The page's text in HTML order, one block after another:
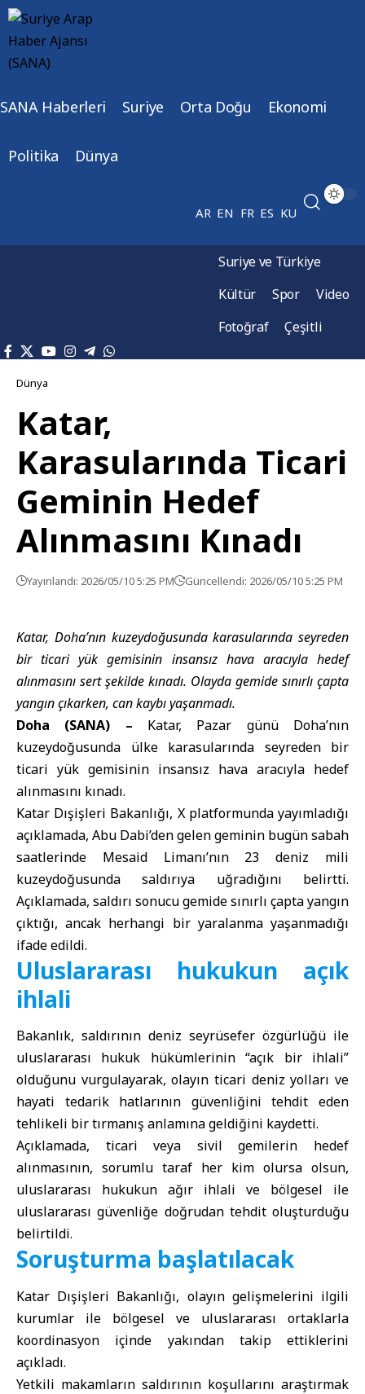
SANA Haberleri Suriye Orta Doğu Ekonomi
Politika Dünya
AR EN FR ES KU
Suriye ve Türkiye
Kültür
Spor
Video
Fotoğraf
Çeşitli
Dünya
Katar,
Karasularında Ticari
Geminin Hedef
Alınmasını Kınadı
Yayınlandı: 2026/05/10 5:25 PM Güncellendi: 2026/05/10 5:25 PM
Katar, Doha’nın kuzeydoğusunda karasularında seyreden
bir ticari yük gemisinin insansız hava aracıyla hedef
alınmasını sert şekilde kınadı. Olayda gemide sınırlı çapta
yangın çıkarken, can kaybı yaşanmadı.
Doha (SANA) – Katar, Pazar günü Doha’nın
kuzeydoğusunda ülke karasularında seyreden bir
ticari yük gemisinin insansız hava aracıyla hedef
alınmasını kınadı.
Katar Dışişleri Bakanlığı, X platformunda yayımladığı
açıklamada, Abu Dabi’den gelen geminin bugün sabah
saatlerinde Mesaid Limanı’nın 23 deniz mili
kuzeydoğusunda saldırıya uğradığını belirtti.
Açıklamada, saldırı sonucu gemide sınırlı çapta yangın
çıktığı, ancak herhangi bir yaralanma yaşanmadığı
ifade edildi.
Uluslararası hukukun açık
ihlali
Bakanlık, saldırının deniz seyrüsefer özgürlüğü ile
uluslararası hukuk hükümlerinin “açık bir ihlali”
olduğunu vurgulayarak, olayın ticari deniz yolları ve
hayati tedarik hatlarının güvenliğini tehdit eden
tehlikeli bir tırmanış anlamına geldiğini kaydetti.
Açıklamada, ticari veya sivil gemilerin hedef
alınmasının, sorumlu taraf her kim olursa olsun,
uluslararası hukukun ağır ihlali ve bölgesel ile
uluslararası güvenliğe doğrudan tehdit oluşturduğu
belirtildi.
Soruşturma başlatılacak
Katar Dışişleri Bakanlığı, olayın gelişmelerini ilgili
kurumlar ile bölgesel ve uluslararası ortaklarla
koordinasyon içinde yakından takip ettiklerini
açıkladı.
Yetkili makamların saldırının koşullarını araştırmak